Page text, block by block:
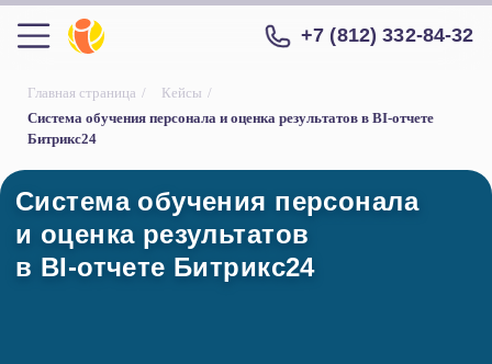
+7 (812) 332-84-32
Главная страница / Кейсы /
Система обучения персонала и оценка результатов в BI-отчете
Битрикс24
Система обучения персонала
и оценка результатов
в BI-отчете Битрикс24
Система обучения персонала
и оценка результатов
в BI-отчете Битрикс24